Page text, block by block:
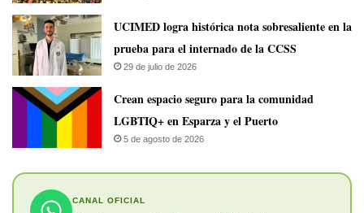
UCIMED logra histórica nota sobresaliente en la
prueba para el internado de la CCSS
29 de julio de 2026
Crean espacio seguro para la comunidad
LGBTIQ+ en Esparza y el Puerto
5 de agosto de 2026
CANAL OFICIAL